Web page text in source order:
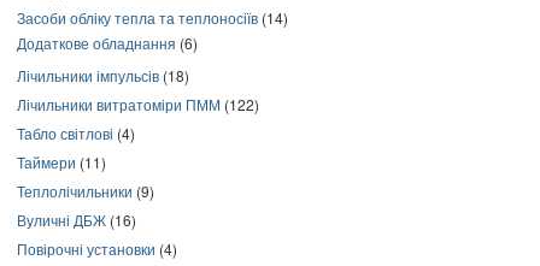
Засоби обліку тепла та теплоносіїв (14)
Додаткове обладнання (6)
Лічильники імпульсів (18)
Лічильники витратоміри ПММ (122)
Табло світлові (4)
Таймери (11)
Теплолічильники (9)
Вуличні ДБЖ (16)
Повірочні установки (4)